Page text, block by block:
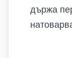
държа